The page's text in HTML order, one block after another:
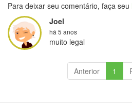
Para deixar seu comentário, faça seu
Joel
há 5 anos
muito legal
Anterior 1